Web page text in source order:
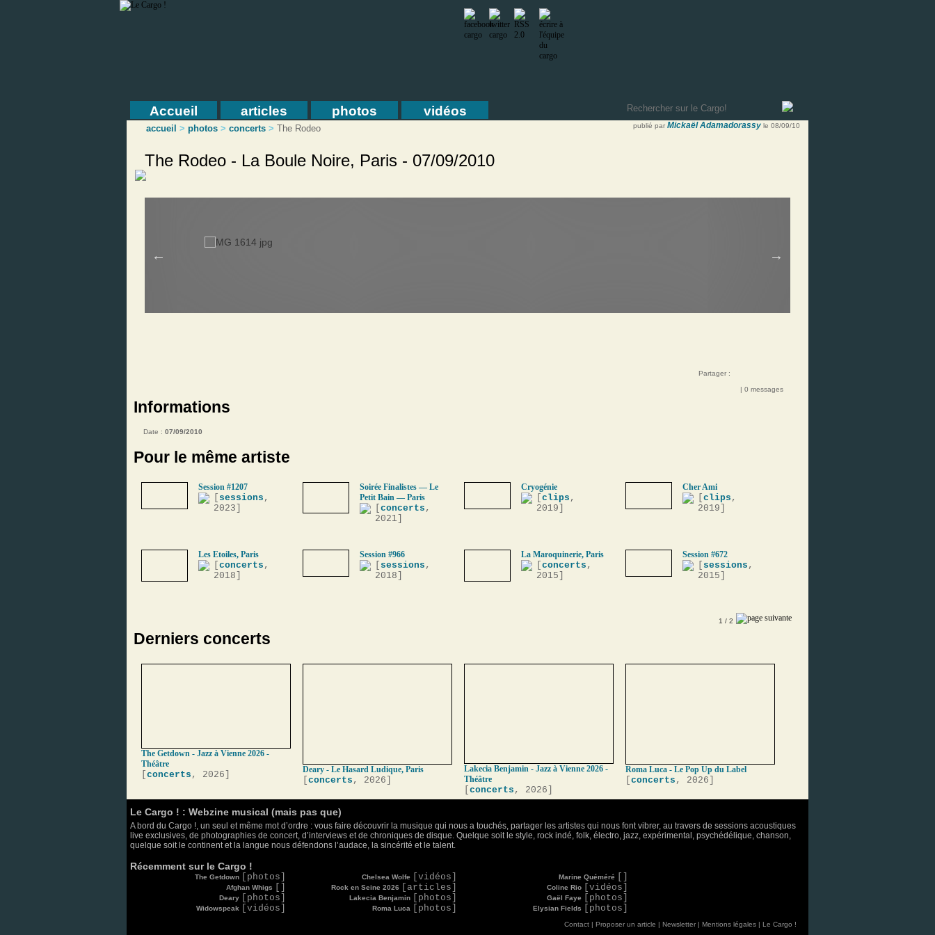
Accueil articles photos vidéos
accueil > photos > concerts > The Rodeo publié par Mickaël Adamadorassy le 08/09/10
The Rodeo - La Boule Noire, Paris - 07/09/2010
Partager :
| 0 messages
Informations
Date : 07/09/2010
Pour le même artiste
Session #1207
sessions ,
2023]
Soirée Finalistes — Le
Petit Bain — Paris
concerts ,
2021]
Cryogénie
clips ,
2019]
Cher Ami
clips ,
2019]
Les Etoiles, Paris
concerts ,
2018]
Session #966
sessions ,
2018]
La Maroquinerie, Paris
concerts ,
2015]
Session #672
sessions ,
2015]
1 / 2
Derniers concerts
The Getdown - Jazz à Vienne 2026 -
Théâtre
concerts , 2026] Deary - Le Hasard Ludique, Paris
concerts , 2026]
Lakecia Benjamin - Jazz à Vienne 2026 -
Théâtre
concerts , 2026]
Roma Luca - Le Pop Up du Label
concerts , 2026]
Le Cargo ! : Webzine musical (mais pas que)
A bord du Cargo !, un seul et même mot d’ordre : vous faire découvrir la musique qui nous a touchés, partager les artistes qui nous font vibrer, au travers de sessions acoustiques
live exclusives, de photographies de concert, d’interviews et de chroniques de disque. Quelque soit le style, rock indé, folk, électro, jazz, expérimental, psychédélique, chanson,
quelque soit le continent et la langue nous défendons l’audace, la sincérité et le talent.
Récemment sur le Cargo !
The Getdown [photos]
Afghan Whigs
Deary [photos]
Widowspeak [vidéos]
Chelsea Wolfe [vidéos]
Rock en Seine 2026 [articles]
Lakecia Benjamin [photos]
Roma Luca [photos]
Marine Quéméré
Coline Rio [vidéos]
Gaël Faye [photos]
Elysian Fields [photos]
Contact | Proposer un article | Newsletter | Mentions légales | Le Cargo !